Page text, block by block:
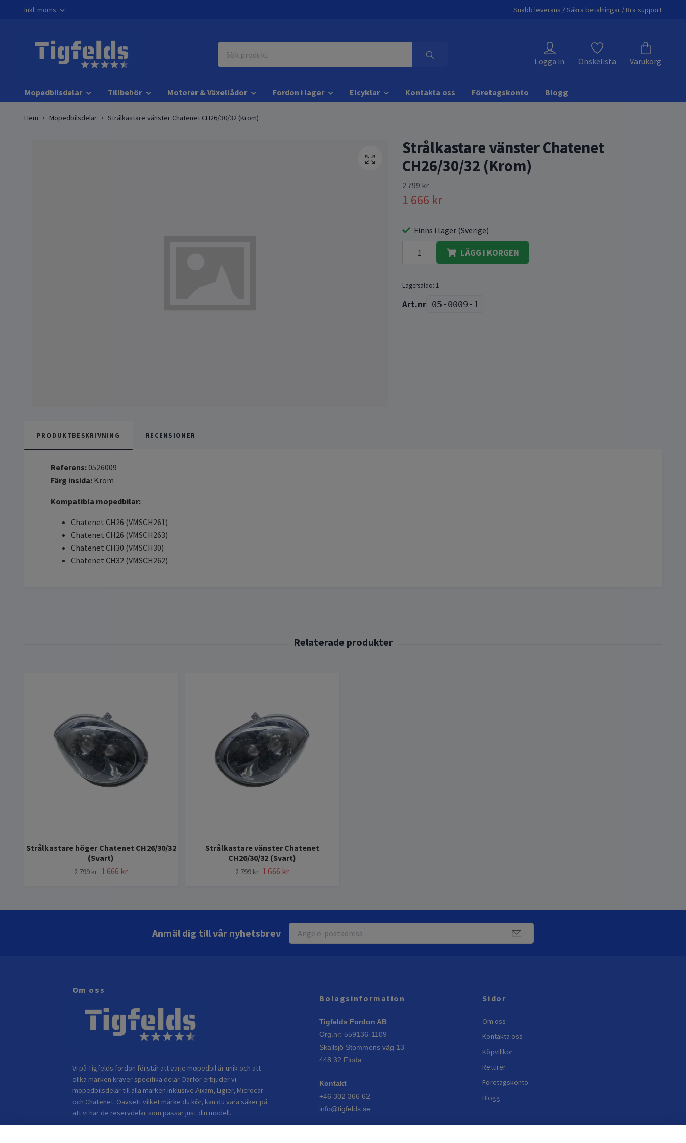
Inkl. moms Snabb leverans / Säkra betalningar / Bra support
Logga in Önskelista Varukorg
Mopedbilsdelar Tillbehör Motorer & Växellådor Fordon i lager Elcyklar Kontakta oss Företagskonto Blogg
Hem Mopedbilsdelar Strålkastare vänster Chatenet CH26/30/32 (Krom)
Strålkastare vänster Chatenet
CH26/30/32 (Krom)
2 799 kr
1 666 kr
Finns i lager (Sverige)
LÄGG I KORGEN
Lagersaldo: 1
05-0009-1
PRODUKTBESKRIVNING RECENSIONER
Referens:0526009
Färg insida: Krom
Kompatibla mopedbilar:
Chatenet CH26 (VMSCH261)
Chatenet CH26 (VMSCH263)
Chatenet CH30 (VMSCH30)
Chatenet CH32 (VMSCH262)
Strålkastare höger Chatenet CH26/30/32
(Svart)
2 799 kr 1 666 kr
Strålkastare vänster Chatenet
CH26/30/32 (Svart)
2 799 kr 1 666 kr
Anmäl dig till vår nyhetsbrev
Om oss
Vi på Tigfelds fordon förstår att varje mopedbil är unik och att
olika märken kräver specifika delar. Därför erbjuder vi
mopedbilsdelar till alla märken inklusive Aixam, Ligier, Microcar
och Chatenet. Oavsett vilket märke du kör, kan du vara säker på
att vi har de reservdelar som passar just din modell.
Bolagsinformation
Tigfelds Fordon AB
Org.nr: 559136-1109
Skallsjö Stommens väg 13
448 32 Floda
Kontakt
+46 302 366 62
info@tigfelds.se
Sidor
Om oss
Kontakta oss
Köpvillkor
Returer
Företagskonto
Blogg